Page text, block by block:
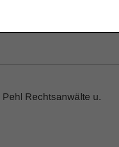
Rechtsanwälte u.